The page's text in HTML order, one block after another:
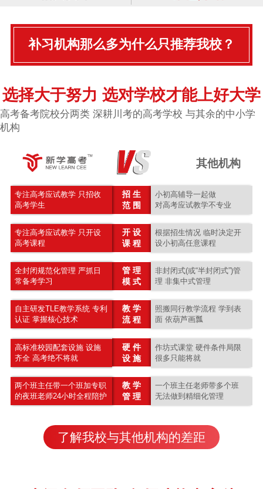
补习机构那么多为什么只推荐我校？
选择大于努力 选对学校才能上好大学
高考备考院校分两类 深耕川考的高考学校 与其余的中小学
机构
其他机构
专注高考应试教学 只招收
高考学生
招 生
范 围
小初高辅导一起做
对高考应试教学不专业
专注高考应试教学 只开设
高考课程
开 设
课 程
根据招生情况 临时决定开
设小初高任意课程
全封闭规范化管理 严抓日
常备考学习
管 理
模 式
非封闭式(或“半封闭式”)管
理 非集中式管理
自主研发TLE教学系统 专利
认证 掌握核心技术
教 学
流 程
照搬同行教学流程 学到表
面 依葫芦画瓢
高标准校园配套设施 设施
齐全 高考绝不将就
硬 件
设 施
作坊式课堂 硬件条件局限
很多只能将就
两个班主任带一个班加专职
的夜班老师24小时全程陪护
教 学
管 理
一个班主任老师带多个班
无法做到精细化管理
了解我校与其他机构的差距